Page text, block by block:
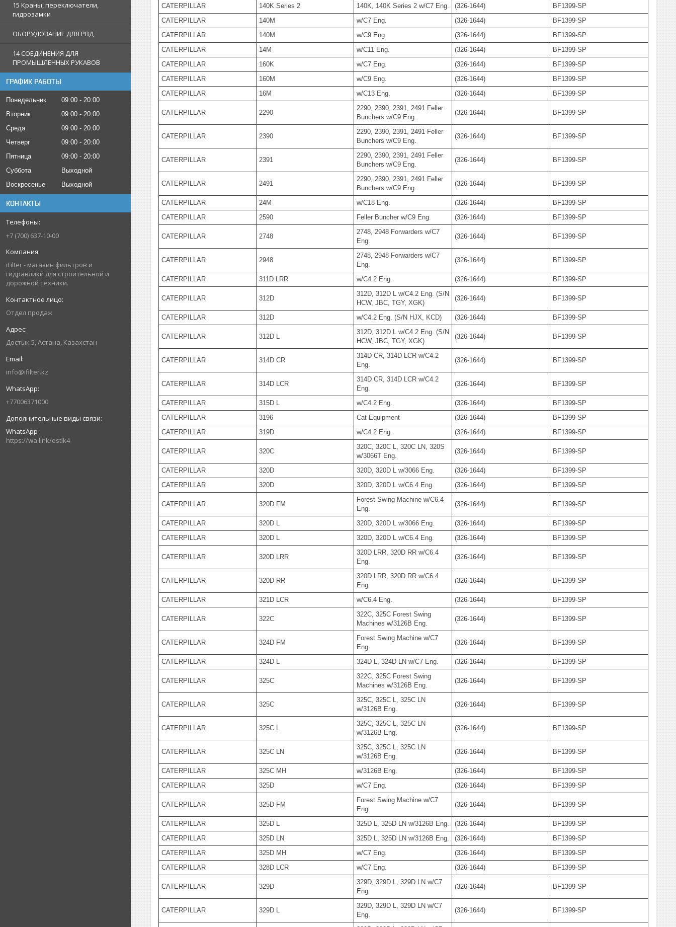
15 Краны, переключатели,
гидрозамки
ОБОРУДОВАНИЕ ДЛЯ РВД
14 СОЕДИНЕНИЯ ДЛЯ
ПРОМЫШЛЕННЫХ РУКАВОВ
ГРАФИК РАБОТЫ
Понедельник 09:00
20:00
Вторник
09:00
20:00
Среда
09:00
20:00
Четверг
09:00
20:00
Пятница
09:00
20:00
Суббота
Выходной
Воскресенье
Выходной
КОНТАКТЫ
+7 (700) 637-10-00
iFilter - магазин фильтров и
гидравлики для строительной и
дорожной техники.
Отдел продаж
Достык 5, Астана, Казахстан
info@ifilter.kz
+77006371000
WhatsApp
https://wa.link/estlk4
CATERPILLAR
140K Series 2 140K, 140K Series 2 w/C7 Eng. (326-1644)
BF1399-SP
CATERPILLAR
140M w/C7 Eng. (326-1644)
BF1399-SP
CATERPILLAR
140M w/C9 Eng. (326-1644)
BF1399-SP
CATERPILLAR
14M w/C11 Eng. (326-1644)
BF1399-SP
CATERPILLAR
160K w/C7 Eng. (326-1644)
BF1399-SP
CATERPILLAR
160M w/C9 Eng. (326-1644)
BF1399-SP
CATERPILLAR
16M w/C13 Eng. (326-1644) BF1399-SP
CATERPILLAR 2290
2290, 2390, 2391, 2491 Feller
Bunchers w/C9 Eng.
(326-1644) BF1399-SP
CATERPILLAR 2390
2290, 2390, 2391, 2491 Feller
Bunchers w/C9 Eng.
(326-1644) BF1399-SP
CATERPILLAR 2391
2290, 2390, 2391, 2491 Feller
Bunchers w/C9 Eng.
(326-1644) BF1399-SP
CATERPILLAR 2491
2290, 2390, 2391, 2491 Feller
Bunchers w/C9 Eng.
(326-1644) BF1399-SP
CATERPILLAR 24M w/C18 Eng. (326-1644)
BF1399-SP
CATERPILLAR
2590 Feller Buncher w/C9 Eng. (326-1644) BF1399-SP
CATERPILLAR 2748
2748, 2948 Forwarders w/C7
Eng.
(326-1644) BF1399-SP
CATERPILLAR 2948
2748, 2948 Forwarders w/C7
Eng.
(326-1644) BF1399-SP
CATERPILLAR 311D LRR w/C4.2 Eng. (326-1644) BF1399-SP
CATERPILLAR 312D
312D, 312D L w/C4.2 Eng. (S/N
HCW, JBC, TGY, XGK)
(326-1644) BF1399-SP
CATERPILLAR 312D w/C4.2 Eng. (S/N HJX, KCD) (326-1644) BF1399-SP
CATERPILLAR 312D L
312D, 312D L w/C4.2 Eng. (S/N
HCW, JBC, TGY, XGK)
(326-1644) BF1399-SP
CATERPILLAR 314D CR
314D CR, 314D LCR w/C4.2
Eng.
(326-1644) BF1399-SP
CATERPILLAR 314D LCR
314D CR, 314D LCR w/C4.2
Eng.
(326-1644) BF1399-SP
CATERPILLAR 315D L w/C4.2 Eng. (326-1644)
BF1399-SP
CATERPILLAR
3196 Cat Equipment (326-1644)
BF1399-SP
CATERPILLAR
319D w/C4.2 Eng. (326-1644) BF1399-SP
CATERPILLAR 320C
320C, 320C L, 320C LN, 320S
w/3066T Eng.
(326-1644) BF1399-SP
CATERPILLAR 320D 320D, 320D L w/3066 Eng. (326-1644)
BF1399-SP
CATERPILLAR
320D 320D, 320D L w/C6.4 Eng. (326-1644) BF1399-SP
CATERPILLAR 320D FM
Forest Swing Machine w/C6.4
Eng.
(326-1644) BF1399-SP
CATERPILLAR 320D L 320D, 320D L w/3066 Eng. (326-1644)
BF1399-SP
CATERPILLAR
320D L 320D, 320D L w/C6.4 Eng. (326-1644) BF1399-SP
CATERPILLAR 320D LRR
320D LRR, 320D RR w/C6.4
Eng.
(326-1644) BF1399-SP
CATERPILLAR 320D RR
320D LRR, 320D RR w/C6.4
Eng.
(326-1644) BF1399-SP
CATERPILLAR 321D LCR w/C6.4 Eng. (326-1644) BF1399-SP
CATERPILLAR 322C
322C, 325C Forest Swing
Machines w/3126B Eng.
(326-1644) BF1399-SP
CATERPILLAR 324D FM
Forest Swing Machine w/C7
Eng.
(326-1644) BF1399-SP
CATERPILLAR 324D L 324D L, 324D LN w/C7 Eng. (326-1644) BF1399-SP
CATERPILLAR 325C
322C, 325C Forest Swing
Machines w/3126B Eng.
(326-1644) BF1399-SP
CATERPILLAR 325C
325C, 325C L, 325C LN
w/3126B Eng.
(326-1644) BF1399-SP
CATERPILLAR 325C L
325C, 325C L, 325C LN
w/3126B Eng.
(326-1644) BF1399-SP
CATERPILLAR 325C LN
325C, 325C L, 325C LN
w/3126B Eng.
(326-1644) BF1399-SP
CATERPILLAR 325C MH w/3126B Eng. (326-1644)
BF1399-SP
CATERPILLAR
325D w/C7 Eng. (326-1644) BF1399-SP
CATERPILLAR 325D FM
Forest Swing Machine w/C7
Eng.
(326-1644) BF1399-SP
CATERPILLAR 325D L 325D L, 325D LN w/3126B Eng. (326-1644)
BF1399-SP
CATERPILLAR
325D LN 325D L, 325D LN w/3126B Eng. (326-1644)
BF1399-SP
CATERPILLAR
325D MH w/C7 Eng. (326-1644)
BF1399-SP
CATERPILLAR
328D LCR w/C7 Eng. (326-1644) BF1399-SP
CATERPILLAR 329D
329D, 329D L, 329D LN w/C7
Eng.
(326-1644) BF1399-SP
CATERPILLAR 329D L
329D, 329D L, 329D LN w/C7
Eng.
(326-1644) BF1399-SP